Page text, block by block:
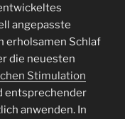
angepasste
erholsamen Schlaf
die neuesten
Stimulation
entsprechender
anwenden. In